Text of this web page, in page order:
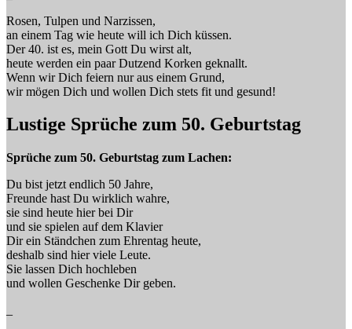
Rosen, Tulpen und Narzissen,
an einem Tag wie heute will ich Dich küssen.
Der 40. ist es, mein Gott Du wirst alt,
heute werden ein paar Dutzend Korken geknallt.
Wenn wir Dich feiern nur aus einem Grund,
wir mögen Dich und wollen Dich stets fit und gesund!
Lustige Sprüche zum 50. Geburtstag
Sprüche zum 50. Geburtstag zum Lachen:
Du bist jetzt endlich 50 Jahre,
Freunde hast Du wirklich wahre,
sie sind heute hier bei Dir
und sie spielen auf dem Klavier
Dir ein Ständchen zum Ehrentag heute,
deshalb sind hier viele Leute.
Sie lassen Dich hochleben
und wollen Geschenke Dir geben.